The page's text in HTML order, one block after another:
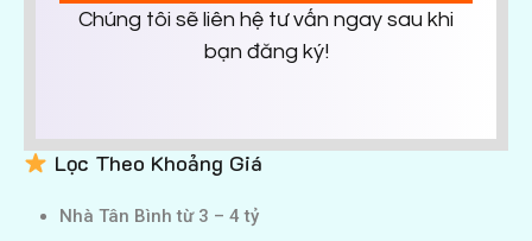
Chúng tôi sẽ liên hệ tư vấn ngay sau khi
bạn đăng ký!
Lọc Theo Khoảng Giá
Nhà Tân Bình từ 3 – 4 tỷ